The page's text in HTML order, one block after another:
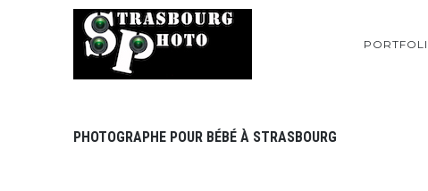
PHOTOGRAPHE POUR BÉBÉ À STRASBOURG